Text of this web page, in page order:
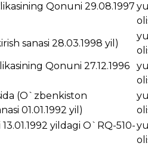
Qonuni 29.08.1997
sanasi 28.03.1998 yil)
Qonuni 27.12.1996
(O`zbenkiston
01.01.1992 yil)
yildagi O`RQ-510-